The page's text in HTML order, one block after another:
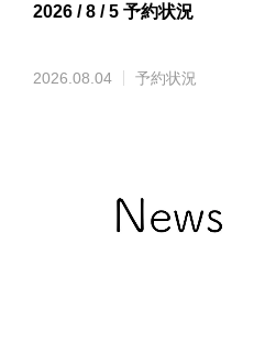
2026 / 8 / 5 予約状況
2026.08.04 予約状況